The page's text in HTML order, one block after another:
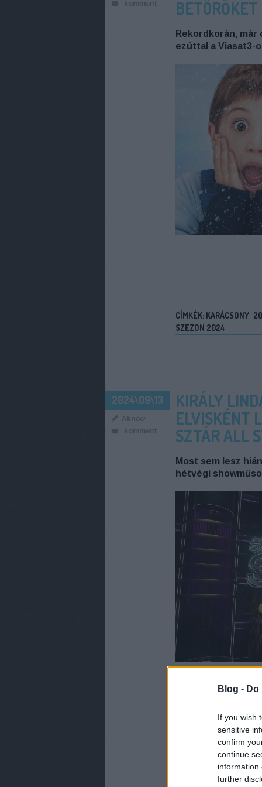
Blog -
If you wish
sensitive
confirm
continue
information
further
komment
BETÖRŐKET
Rekordkorán,
ezúttal a Viasat3-
CÍMKÉK: KARÁCSONY
SZEZON 2024
2024\09\13
Aknow
komment
KIRÁLY
ELVISKÉNT
SZTÁR ALL
Most sem lesz
hétvégi
2024 TV2
SZEZON 2024